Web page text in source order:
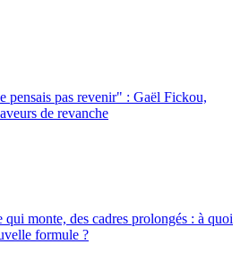
pensais pas revenir" : Gaël Fickou,
de revanche
qui monte, des cadres prolongés : à quoi
formule ?